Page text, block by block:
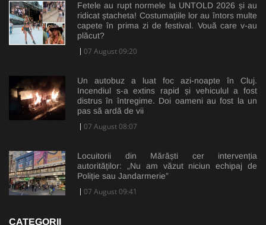
Fetele au rupt normele la UNTOLD 2026 și au
ridicat ștacheta! Costumațiile lor au întors multe
capete în prima zi de festival. Vouă care v-au
plăcut?
07 August 09:20
Un autobuz a luat foc azi-noapte în Cluj.
Incendiul s-a extins rapid și vehiculul a fost
distrus în întregime. Doi oameni au fost la un
pas să ardă de vii
07 August 08:07
Locuitorii din Mărăști cer intervenția
autorităților: „Nu am văzut niciun echipaj de
Poliție sau Jandarmerie”
07 August 09:41
CATEGORII